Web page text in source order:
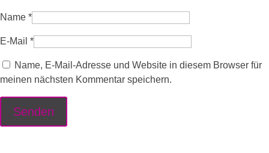
Name *
E-Mail *
Name, E-Mail-Adresse und Website in diesem Browser für
meinen nächsten Kommentar speichern.